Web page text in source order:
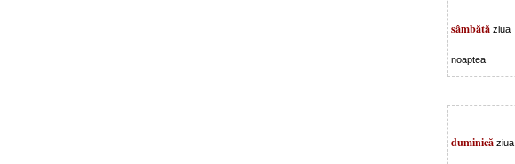
sâmbătă ziua
noaptea
duminică ziua